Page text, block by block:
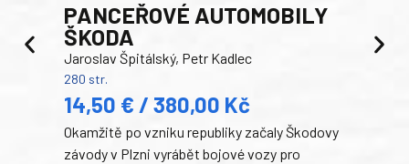
PANCEŘOVÉ AUTOMOBILY
ŠKODA
Jaroslav Špitálský, Petr Kadlec
280 str.
14,50 € / 380,00 Kč
Okamžitě po vzniku republiky začaly Škodovy
závody v Plzni vyrábět bojové vozy pro